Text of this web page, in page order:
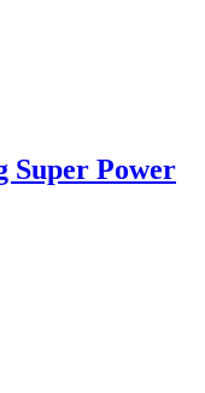
Super Power